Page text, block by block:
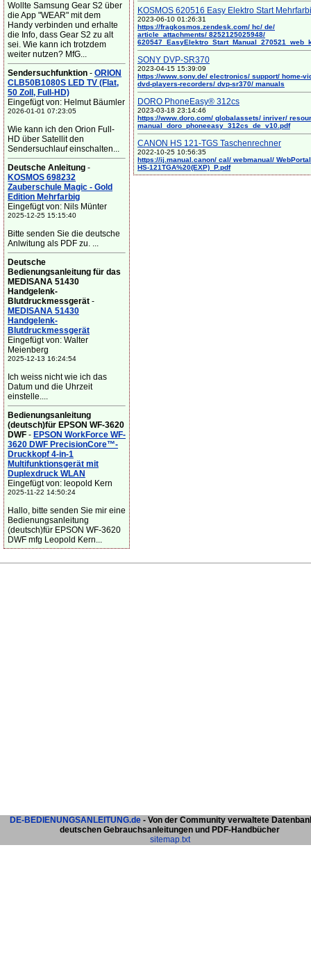
Wollte Samsung Gear S2 über
die App "WEAR" mit dem
Handy verbinden und erhalte
die Info, dass Gear S2 zu alt
sei. Wie kann ich trotzdem
weiter nutzen? MfG...
Sendersuchfunktion - ORION
CLB50B1080S LED TV (Flat,
50 Zoll, Full-HD)
Eingefügt von: Helmut Bäumler
2026-01-01 07:23:05
Wie kann ich den Orion Full-
HD über Satellit den
Sendersuchlauf einschalten...
Deutsche Anleitung -
KOSMOS 698232
Zauberschule Magic - Gold
Edition Mehrfarbig
Eingefügt von: Nils Münter
2025-12-25 15:15:40
Bitte senden Sie die deutsche
Anlwitung als PDF zu. ...
Deutsche
Bedienungsanleitung für das
MEDISANA 51430
Handgelenk-
Blutdruckmessgerät -
MEDISANA 51430
Handgelenk-
Blutdruckmessgerät
Eingefügt von: Walter
Meienberg
2025-12-13 16:24:54
Ich weiss nicht wie ich das
Datum und die Uhrzeit
einstelle....
Bedienungsanleitung
(deutsch)für EPSON WF-3620
DWF - EPSON WorkForce WF-
3620 DWF PrecisionCore™-
Druckkopf 4-in-1
Multifunktionsgerät mit
Duplexdruck WLAN
Eingefügt von: leopold Kern
2025-11-22 14:50:24
Hallo, bitte senden Sie mir eine
Bedienungsanleitung
(deutsch)für EPSON WF-3620
DWF mfg Leopold Kern...
KOSMOS 620516 Easy Elektro Start
2023-06-10 01:26:31
https://fragkosmos.zendesk.com/ hc/ de/
article_attachments/ 8252125025948/
SONY DVP-SR370
2023-04-15 15:39:09
https://www.sony.de/ electronics/ support/ home-
dvd-players-recorders/ dvp-sr370/ manuals
DORO PhoneEasy® 312cs
2023-03-18 23:14:46
https://www.doro.com/ globalassets/ inriver/
manual_doro_phoneeasy_312cs_de_v10.pdf
CANON HS 121-TGS Taschenrechner
2022-10-25 10:56:35
https://ij.manual.canon/ cal/ webmanual/
HS-121TGA%20(EXP)_P.pdf
DE-BEDIENUNGSANLEITUNG.de - Von der Community verwaltete
deutschen Gebrauchsanleitungen und PDF-Handbücher
sitemap.txt